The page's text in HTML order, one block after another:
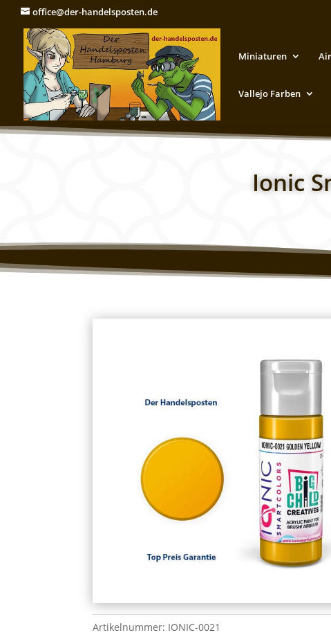
office@der-handelsposten.de
Miniaturen
Vallejo Farben
Ionic
Artikelnummer: IONIC-0021